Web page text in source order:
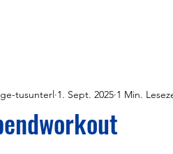
tusunterl 1. Sept. 2025 1 Min.